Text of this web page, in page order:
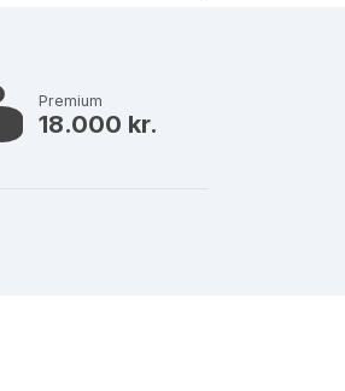
Premium
18.000 kr.